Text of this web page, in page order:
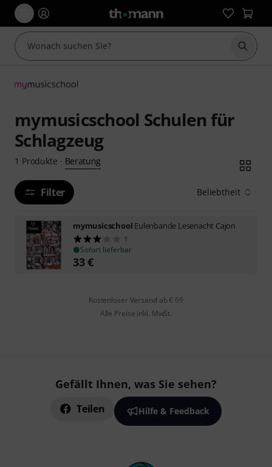
Suche
mymusicschool Schulen für
Schlagzeug
1 Produkte · Beratung
Filter Beliebtheit
mymusicschool Eulenbande Lesenacht Cajon
1
Sofort lieferbar
33€
Kostenloser Versand ab € 69
Alle Preise inkl. MwSt.
Gefällt Ihnen, was Sie sehen?
Teilen Hilfe & Feedback